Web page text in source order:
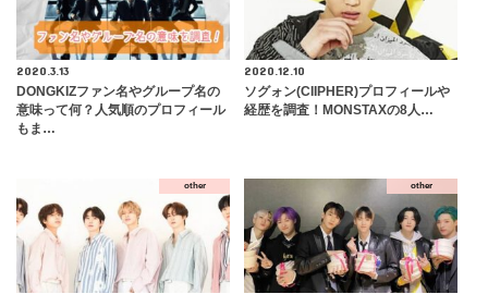
2020.3.13
DONGKIZファン名やグループ名の
意味って何？人気順のプロフィール
もま…
2020.12.10
ソグォン(CIIPHER)プロフィールや
経歴を調査！MONSTAXの8人…
other other